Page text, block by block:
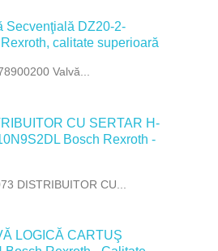
Valvă...
DISTRIBUITOR CU...